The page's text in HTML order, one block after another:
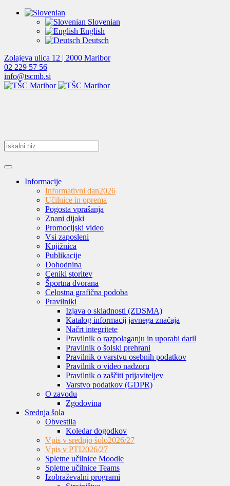
Slovenian
English
Deutsch
Zolajeva ulica 12 | 2000 Maribor
02 229 57 56
info@tscmb.si
Informacije
Informativni dan2026
Učilnice in oprema
Pogosta vprašanja
Znani dijaki
Promocijski video
Vsi zaposleni
Knjižnica
Publikacije
Dohodnina
Ceniki storitev
Športna dvorana
Celostna grafična podoba
Pravilniki
Izjava o skladnosti (ZDSMA)
Katalog informacij javnega značaja
Načrt integritete
Pravilnik o razpolaganju in uporabi daril
Pravilnik o šolski prehrani
Pravilnik o varstvu osebnih podatkov
Pravilnik o video nadzoru
Pravilnik o zaščiti prijaviteljev
Varstvo podatkov (GDPR)
O zavodu
Zgodovina
Srednja šola
Obvestila
Koledar dogodkov
Vpis v srednjo šolo2026/27
Vpis v PTI2026/27
Spletne učilnice Moodle
Spletne učilnice Teams
Izobraževalni programi